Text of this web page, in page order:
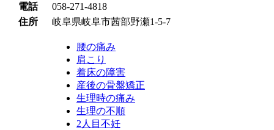
電話
058-271-4818
住所
岐阜県岐阜市茜部野瀬1-5-7
腰の痛み
肩こり
着床の障害
産後の骨盤矯正
生理時の痛み
生理の不順
2人目不妊